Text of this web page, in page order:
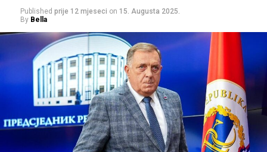
Published prije 12 mjeseci on 15. Augusta 2025.
By Bella